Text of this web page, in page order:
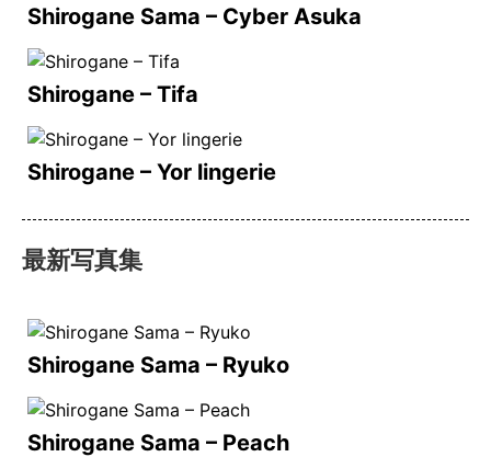
Shirogane Sama – Cyber Asuka
Shirogane – Tifa
Shirogane – Yor lingerie
最新写真集
Shirogane Sama – Ryuko
Shirogane Sama – Peach